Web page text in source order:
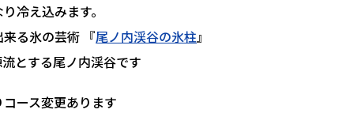
冷え込みます。
る氷の芸術 『尾ノ内渓谷の氷柱』
とする尾ノ内渓谷です
ース変更あります